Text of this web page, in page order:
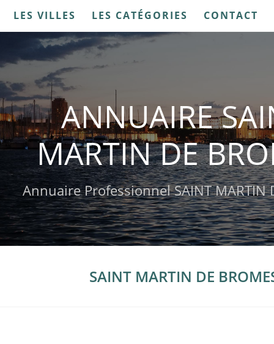
LES VILLES LES CATÉGORIES CONTACT
ANNUAIRE
MARTIN DE
Annuaire Professionnel SAINT MARTIN
SAINT MARTIN DE